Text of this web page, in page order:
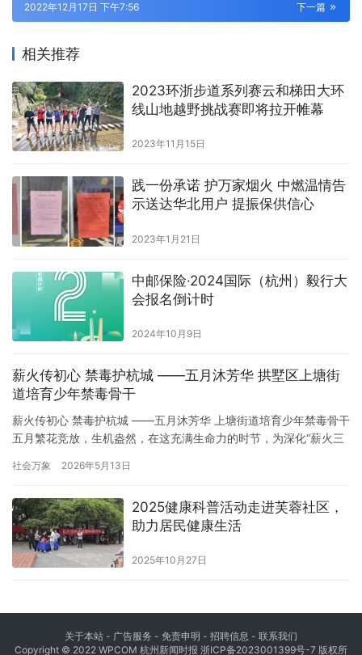
下一篇
2022年12月17日 下午7:56
相关推荐
2023环浙步道系列赛云和梯田大环
线山地越野挑战赛即将拉开帷幕
2023年11月15日
践一份承诺 护万家烟火 中燃温情告
示送达华北用户 提振保供信心
2023年1月21日
中邮保险·2024国际（杭州）毅行大
会报名倒计时
2024年10月9日
薪火传初心 禁毒护杭城 ——五月沐芳华 拱墅区上塘街
道培育少年禁毒骨干
薪火传初心 禁毒护杭城 ——五月沐芳华 上塘街道培育少年禁毒骨干
五月繁花竞放，生机盎然，在这充满生命力的时节，为深化“薪火三
培育有担当、有能力的小学生禁毒骨干，2026年5月，上塘街道禁
专业引导、趣味教学，助力志愿队员成长为校园禁毒宣传的“…
社会万象 2026年5月13日
2025健康科普活动走进芙蓉社区，
助力居民健康生活
2025年10月27日
关于本站 - 广告服务 - 免责申明 - 招聘信息 - 联系我们
Copyright © 2022 WPCOM 杭州新闻时报 浙ICP备2023001399号-7 版权所